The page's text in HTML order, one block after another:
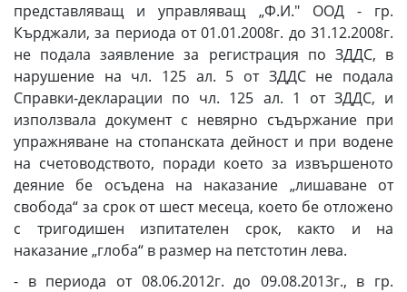
представляващ и управляващ „Ф.И." ООД - гр.
Кърджали, за периода от 01.01.2008г. до 31.12.2008г.
не подала заявление за регистрация по ЗДДС, в
нарушение на чл. 125 ал. 5 от ЗДДС не подала
Справки-декларации по чл. 125 ал. 1 от ЗДДС, и
използвала документ с невярно съдържание при
упражняване на стопанската дейност и при водене
на счетоводството, поради което за извършеното
деяние бе осъдена на наказание „лишаване от
свобода“ за срок от шест месеца, което бе отложено
с тригодишен изпитателен срок, както и на
наказание „глоба“ в размер на петстотин лева.
- в периода от 08.06.2012г. до 09.08.2013г., в гр.